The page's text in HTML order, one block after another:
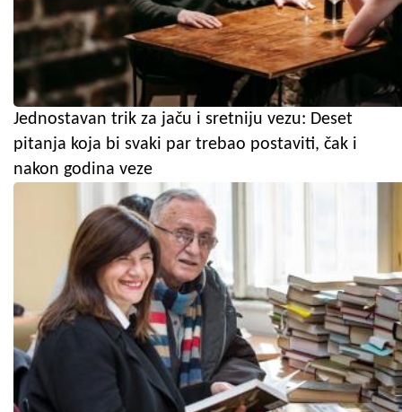
Jednostavan trik za jaču i sretniju vezu: Deset
pitanja koja bi svaki par trebao postaviti, čak i
nakon godina veze